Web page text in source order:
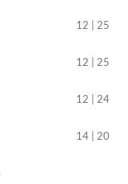
12 | 25
12 | 25
12 | 24
14 | 20